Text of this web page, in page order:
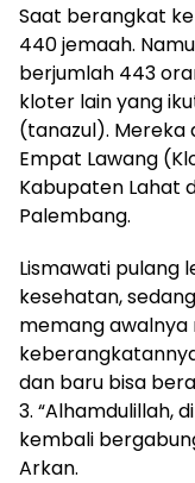
Saat berangkat
440 jemaah.
berjumlah 443
kloter lain yang
(tanazul). Mereka
Empat Lawang
Kabupaten Lahat
Palembang.
Lismawati pulang
kesehatan,
memang
dan baru bisa
3. “Alhamdulillah,
kembali
Arkan.